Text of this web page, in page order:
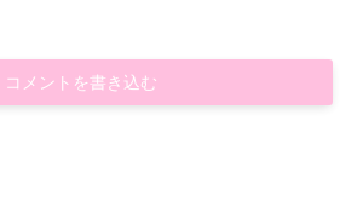
コメントを書き込む